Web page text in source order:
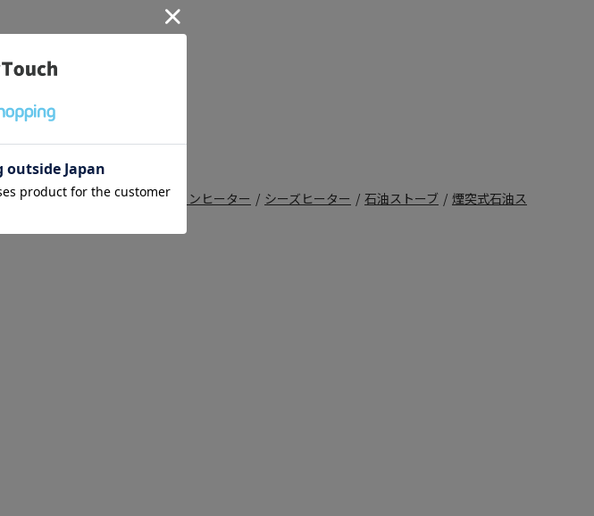
/ 石油ファンヒーター / ガスファンヒーター / シーズヒーター / 石油ストーブ / 煙突式石油ス